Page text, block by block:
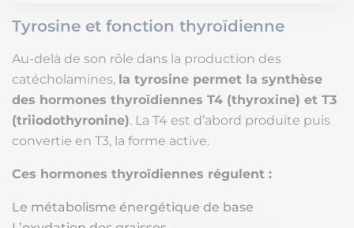
Tyrosine et fonction thyroïdienne
Au-delà de son rôle dans la production des
catécholamines, la tyrosine permet la synthèse
des hormones thyroïdiennes T4 (thyroxine) et T3
(triiodothyronine). La T4 est d’abord produite puis
convertie en T3, la forme active.
Ces hormones thyroïdiennes régulent :
Le métabolisme énergétique de base